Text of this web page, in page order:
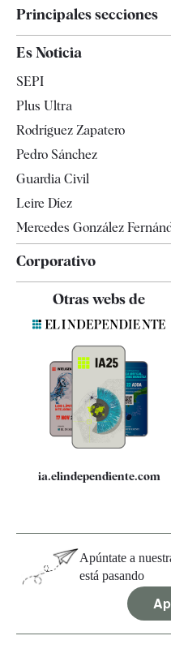
Principales secciones
España
Televisión
Es Noticia
SEPI
Plus Ultra
Rodríguez Zapatero
Pedro Sánchez
Guardia Civil
Leire Díez
Mercedes González
Corporativo
Contacto
Quiénes somos
Especificaciones
Otras webs de
ia.elindependiente.com
Apúntate a
está pasando